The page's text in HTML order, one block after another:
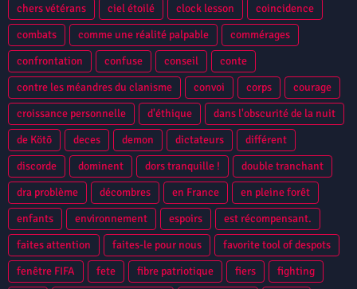
chers vétérans
ciel étoilé clock lesson
coincidence
combats
comme une réalité palpable
commérages
confrontation
confuse conseil
conte
contre les méandres du clanisme
convoi corps
courage
croissance personnelle
d'éthique
dans l'obscurité de la nuit
de Kötō
deces demon dictateurs
différent
discorde
dominent dors tranquille !
double tranchant
dra problème
décombres en France
en pleine forêt
enfants
environnement espoirs
est récompensant.
faites attention
faites-le pour nous
favorite tool of despots
fenêtre FIFA
fete fibre patriotique fiers
fighting